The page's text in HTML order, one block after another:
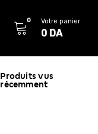
0 Votre panier
0 DA
Produits vus
récemment